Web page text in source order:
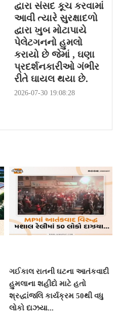
દ્વારા સંસદ કૂચ કરવામાં
આવી ત્યારે સુરક્ષાદળો
દ્વારા ખુબ મોટાપાયે
પેલેટગનનો હુમલો
કરાયો છે જેમાં , ઘણા
પ્રદર્શનકારીઓ ગંભીર
રીતે ઘાયલ થયા છે.
2026-07-30 19:08:28
ગઈકાલ રાતની ઘટના આતંકવાદી
હુમલાના શહીદો માટે હતો
શ્રદ્ધાંજલિ કાર્યક્રમ 50થી વધુ
લોકો દાઝયા...